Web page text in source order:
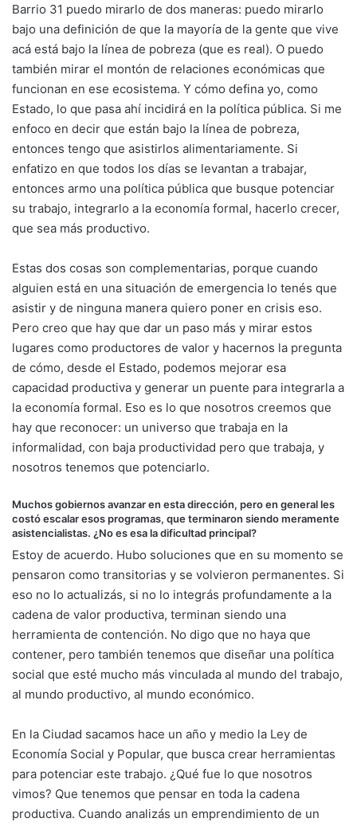
Barrio 31 puedo mirarlo de dos maneras: puedo mirarlo
bajo una definición de que la mayoría de la gente que vive
acá está bajo la línea de pobreza (que es real). O puedo
también mirar el montón de relaciones económicas que
funcionan en ese ecosistema. Y cómo defina yo, como
Estado, lo que pasa ahí incidirá en la política pública. Si me
enfoco en decir que están bajo la línea de pobreza,
entonces tengo que asistirlos alimentariamente. Si
enfatizo en que todos los días se levantan a trabajar,
entonces armo una política pública que busque potenciar
su trabajo, integrarlo a la economía formal, hacerlo crecer,
que sea más productivo.
Estas dos cosas son complementarias, porque cuando
alguien está en una situación de emergencia lo tenés que
asistir y de ninguna manera quiero poner en crisis eso.
Pero creo que hay que dar un paso más y mirar estos
lugares como productores de valor y hacernos la pregunta
de cómo, desde el Estado, podemos mejorar esa
capacidad productiva y generar un puente para integrarla a
la economía formal. Eso es lo que nosotros creemos que
hay que reconocer: un universo que trabaja en la
informalidad, con baja productividad pero que trabaja, y
nosotros tenemos que potenciarlo.
Muchos gobiernos avanzar en esta dirección, pero en general les
costó escalar esos programas, que terminaron siendo meramente
asistencialistas. ¿No es esa la dificultad principal?
Estoy de acuerdo. Hubo soluciones que en su momento se
pensaron como transitorias y se volvieron permanentes. Si
eso no lo actualizás, si no lo integrás profundamente a la
cadena de valor productiva, terminan siendo una
herramienta de contención. No digo que no haya que
contener, pero también tenemos que diseñar una política
social que esté mucho más vinculada al mundo del trabajo,
al mundo productivo, al mundo económico.
En la Ciudad sacamos hace un año y medio la Ley de
Economía Social y Popular, que busca crear herramientas
para potenciar este trabajo. ¿Qué fue lo que nosotros
vimos? Que tenemos que pensar en toda la cadena
productiva. Cuando analizás un emprendimiento de un